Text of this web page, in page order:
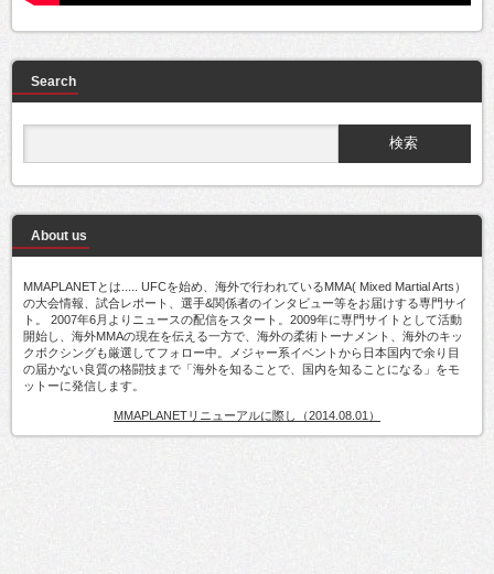
Search
About us
MMAPLANETとは..... UFCを始め、海外で行われているMMA( Mixed Martial Arts）
の大会情報、試合レポート、選手&関係者のインタビュー等をお届けする専門サイ
ト。 2007年6月よりニュースの配信をスタート。2009年に専門サイトとして活動
開始し、海外MMAの現在を伝える一方で、海外の柔術トーナメント、海外のキッ
クボクシングも厳選してフォロー中。メジャー系イベントから日本国内で余り目
の届かない良質の格闘技まで「海外を知ることで、国内を知ることになる」をモ
ットーに発信します。
MMAPLANETリニューアルに際し（2014.08.01）